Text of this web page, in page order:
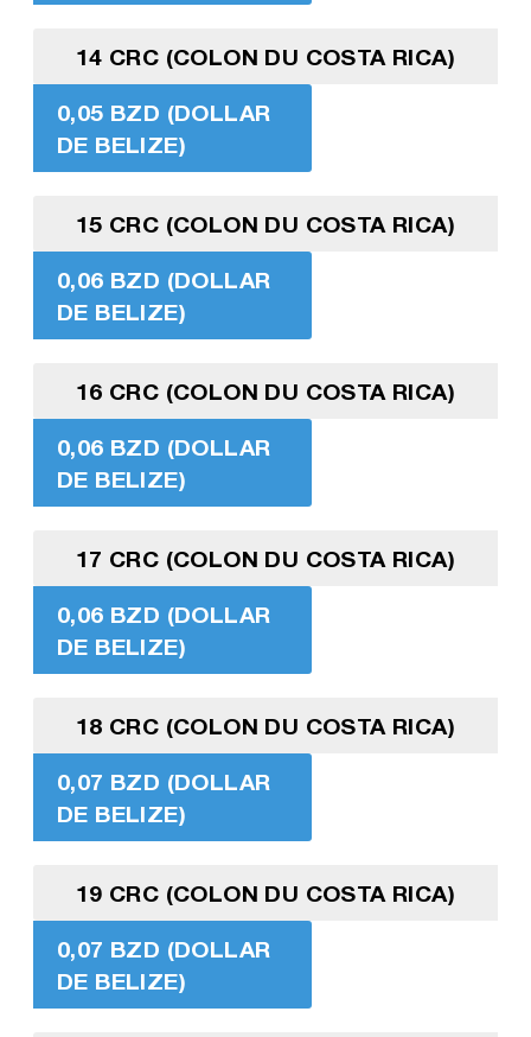
14 CRC (COLON DU COSTA RICA)
0,05 BZD (DOLLAR
DE BELIZE)
15 CRC (COLON DU COSTA RICA)
0,06 BZD (DOLLAR
DE BELIZE)
16 CRC (COLON DU COSTA RICA)
0,06 BZD (DOLLAR
DE BELIZE)
17 CRC (COLON DU COSTA RICA)
0,06 BZD (DOLLAR
DE BELIZE)
18 CRC (COLON DU COSTA RICA)
0,07 BZD (DOLLAR
DE BELIZE)
19 CRC (COLON DU COSTA RICA)
0,07 BZD (DOLLAR
DE BELIZE)